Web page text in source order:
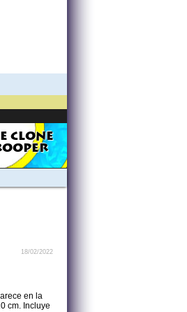
CLONE
18/02/2022
en la
cm. Incluye